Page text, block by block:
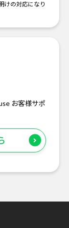
けの対応になり
お客様サポ